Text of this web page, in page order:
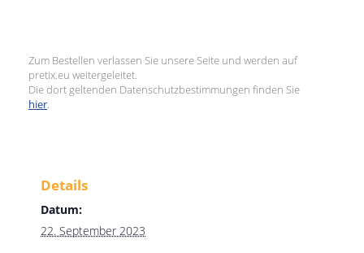
Zum Bestellen verlassen Sie unsere Seite und werden auf
pretix.eu weitergeleitet.
Die dort geltenden Datenschutzbestimmungen finden Sie
hier.
Details
Datum:
22. September 2023